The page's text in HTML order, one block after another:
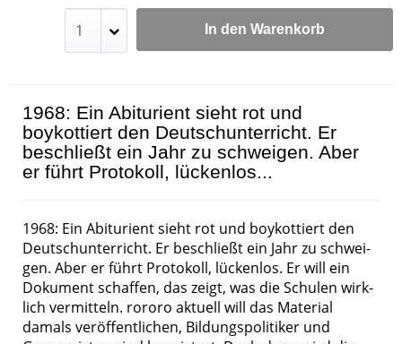
In den Warenkorb
1968: Ein Abiturient sieht rot und
boykottiert den Deutschunterricht. Er
beschließt ein Jahr zu schwei­gen. Aber
er führt Protokoll, lückenlos...
1968: Ein Abiturient sieht rot und boykottiert den
Deutschunterricht. Er beschließt ein Jahr zu schwei­
gen. Aber er führt Protokoll, lückenlos. Er will ein
Dokument schaffen, das zeigt, was die Schulen wirk­
lich vermitteln. rororo aktuell will das Material
damals veröffentlichen, Bildungspolitiker und